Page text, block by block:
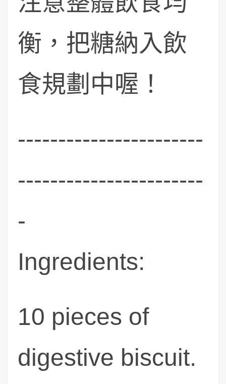
衡，把糖納入飲
食規劃中喔！
-----------------------
-----------------------
-
Ingredients:
10 pieces of
digestive biscuit.